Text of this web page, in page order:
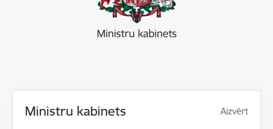
Ministru kabinets Aizvērt